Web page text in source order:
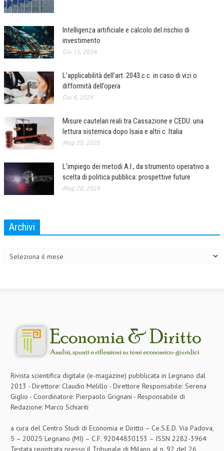
Intelligenza artificiale e calcolo del rischio di
investimento
Giu 15, 2026
L’applicabilità dell’art. 2043 c.c. in caso di vizi o
difformità dell’opera
Giu 4, 2026
Misure cautelari reali tra Cassazione e CEDU: una
lettura sistemica dopo Isaia e altri c. Italia
Mag 28, 2026
L’impiego dei metodi A.I., da strumento operativo a
scelta di politica pubblica: prospettive future
Mag 28, 2026
Archivi
Rivista scientifica digitale (e-magazine) pubblicata in Legnano dal
2013 - Direttore: Claudio Melillo - Direttore Responsabile: Serena
Giglio - Coordinatore: Pierpaolo Grignani - Responsabile di
Redazione: Marco Schiariti
a cura del Centro Studi di Economia e Diritto – Ce.S.E.D. Via Padova,
5 – 20025 Legnano (MI) – C.F. 92044830153 – ISSN 2282-3964